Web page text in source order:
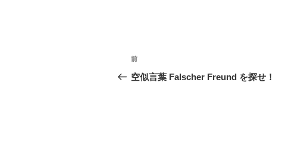
投
稿
前
の
前
空似言葉 Falscher Freund を探せ！